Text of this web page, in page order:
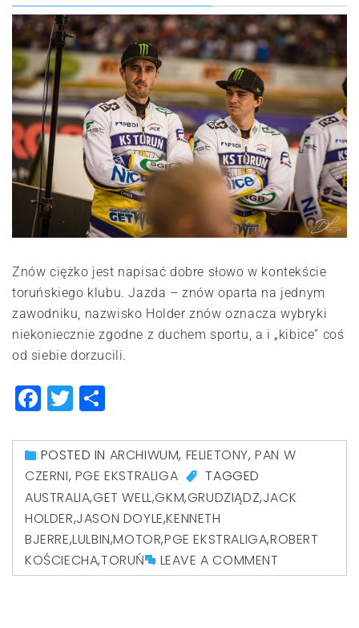
Znów ciężko jest napisać dobre słowo w kontekście
toruńskiego klubu. Jazda – znów oparta na jednym
zawodniku, nazwisko Holder znów oznacza wybryki
niekoniecznie zgodne z duchem sportu, a i „kibice” coś
od siebie dorzucili.
Facebook
Twitter
POSTED IN ARCHIWUM, FELIETONY,PAN W
CZERNI, PGE EKSTRALIGA
TAGGED
AUSTRALIA,GET WELL,GKM,GRUDZIĄDZ,JACK
HOLDER,JASON DOYLE,KENNETH
BJERRE,LULBIN,MOTOR,PGE EKSTRALIGA,ROBERT
KOŚCIECHA,TORUŃ LEAVE A COMMENT